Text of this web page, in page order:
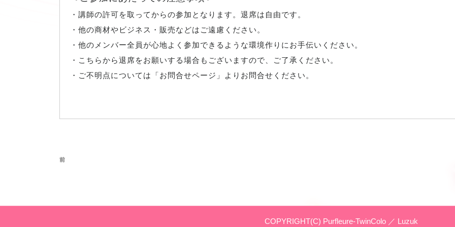
・講師の許可を取ってからの参加となります。退席は自由です。
・他の商材やビジネス・販売などはご遠慮ください。
・他のメンバー全員が心地よく参加できるような環境作りにお手伝いください。
・こちらから退席をお願いする場合もございますので、ご了承ください。
・ご不明点については「お問合せページ」よりお問合せください。
前の投稿
前
COPYRIGHT(C) Purfleure-TwinColo ／ Luzuk